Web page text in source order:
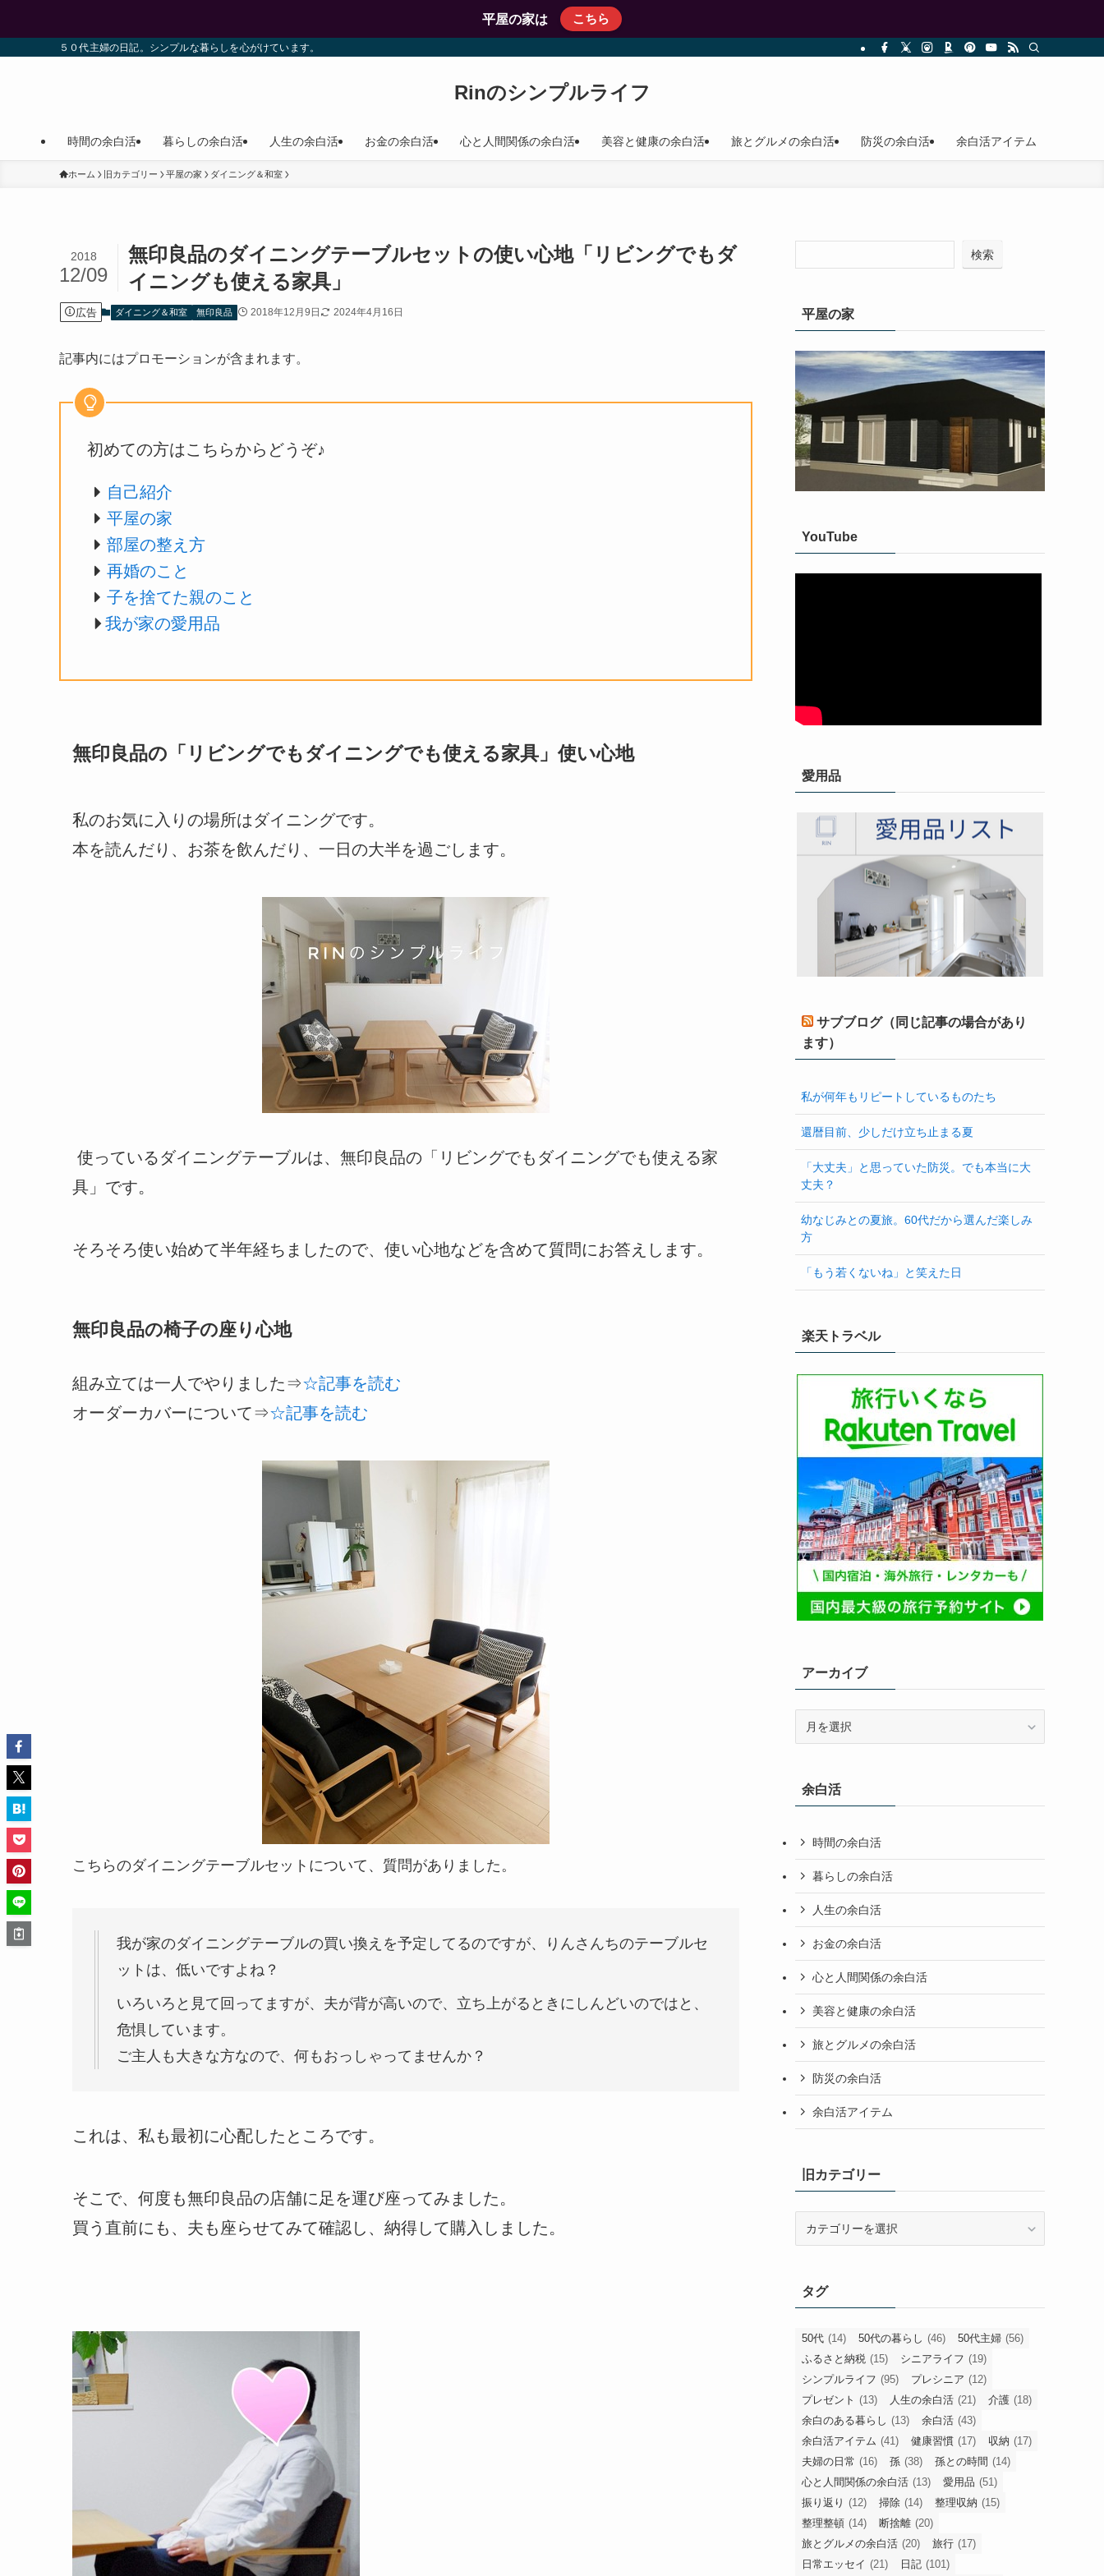
平屋の家は こちら
５０代主婦の日記。シンプルな暮らしを心がけています。
Rinのシンプルライフ
時間の余白活 暮らしの余白活 人生の余白活 お金の余白活 心と人間関係の余白活 美容と健康の余白活 旅とグルメの余白活 防災の余白活 余白活アイテム
ホーム 旧カテゴリー 平屋の家 ダイニング＆和室
無印良品のダイニングテーブルセットの使い心地「リビングでもダ
イニングも使える家具」
2018
12/09
広告 ダイニング＆和室 無印良品 2018年12月9日 2024年4月16日
記事内にはプロモーションが含まれます。
初めての方はこちらからどうぞ♪
自己紹介
平屋の家
部屋の整え方
再婚のこと
子を捨てた親のこと
我が家の愛用品
無印良品の「リビングでもダイニングでも使える家具」使い心地
私のお気に入りの場所はダイニングです。
本を読んだり、お茶を飲んだり、一日の大半を過ごします。
使っているダイニングテーブルは、無印良品の「リビングでもダイニングでも使える家
具」です。
そろそろ使い始めて半年経ちましたので、使い心地などを含めて質問にお答えします。
無印良品の椅子の座り心地
組み立ては一人でやりました⇒☆記事を読む
オーダーカバーについて⇒☆記事を読む
こちらのダイニングテーブルセットについて、質問がありました。
我が家のダイニングテーブルの買い換えを予定してるのですが、りんさんちのテーブルセ
ットは、低いですよね？
いろいろと見て回ってますが、夫が背が高いので、立ち上がるときにしんどいのではと、
危惧しています。
ご主人も大きな方なので、何もおっしゃってませんか？
これは、私も最初に心配したところです。
そこで、何度も無印良品の店舗に足を運び座ってみました。
買う直前にも、夫も座らせてみて確認し、納得して購入しました。
検索
平屋の家
YouTube
愛用品
サブブログ（同じ記事の場合があり
ます）
私が何年もリピートしているものたち
還暦目前、少しだけ立ち止まる夏
「大丈夫」と思っていた防災。でも本当に大
丈夫？
幼なじみとの夏旅。60代だから選んだ楽しみ
方
「もう若くないね」と笑えた日
楽天トラベル
アーカイブ
ブ余白活
時間の余白活
暮らしの余白活
人生の余白活
お金の余白活
心と人間関係の余白活
美容と健康の余白活
旅とグルメの余白活
防災の余白活
余白活アイテム
旧カテゴリー
リ
ー
タグ
50代 (14) 50代の暮らし (46) 50代主婦 (56)
ふるさと納税 (15) シニアライフ (19)
シンプルライフ (95) プレシニア (12)
プレゼント (13) 人生の余白活 (21) 介護 (18)
余白のある暮らし (13) 余白活 (43)
余白活アイテム (41) 健康習慣 (17) 収納 (17)
夫婦の日常 (16) 孫 (38) 孫との時間 (14)
心と人間関係の余白活 (13) 愛用品 (51)
振り返り (12) 掃除 (14) 整理収納 (15)
整理整頓 (14) 断捨離 (20)
旅とグルメの余白活 (20) 旅行 (17)
日常エッセイ (21) 日記 (101)